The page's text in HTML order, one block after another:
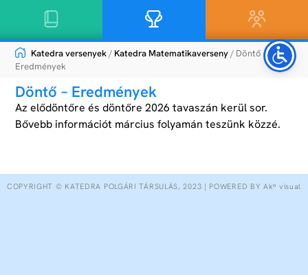
Katedra versenyek/ Katedra Matematikaverseny/ Döntő –
Eredmények
Döntő – Eredmények
Az elődöntőre és döntőre 2026 tavaszán kerül sor.
Bővebb információt március folyamán teszünk közzé.
COPYRIGHT © KATEDRA POLGÁRI TÁRSULÁS, 2023 | POWERED BY Akᵒ visual